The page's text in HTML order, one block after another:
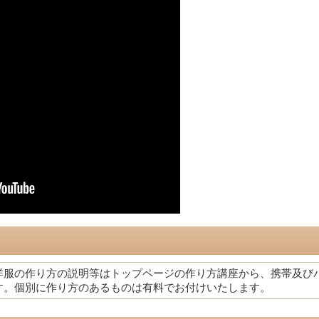
服の作り方の説明等はトップページの作り方講座から、携帯及び
。個別に作り方のあるものは有料でお付けいたします。